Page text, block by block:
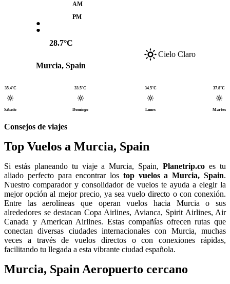
:
AM
PM
28.7°C
Murcia, Spain
Cielo Claro
35.4°C
Sábado
33.5°C
Domingo
34.5°C
Lunes
37.8°C
Martes
Consejos de viajes
Top Vuelos a Murcia, Spain
Si estás planeando tu viaje a Murcia, Spain,Planetrip.co es tu
aliado perfecto para encontrar los top vuelos a Murcia, Spain.
Nuestro comparador y consolidador de vuelos te ayuda a elegir la
mejor opción al mejor precio, ya sea vuelo directo o con conexión.
Entre las aerolíneas que operan vuelos hacia Murcia o sus
alrededores se destacan Copa Airlines, Avianca, Spirit Airlines, Air
Canada y American Airlines. Estas compañías ofrecen rutas que
conectan diversas ciudades internacionales con Murcia, muchas
veces a través de vuelos directos o con conexiones rápidas,
facilitando tu llegada a esta vibrante ciudad española.
Murcia, Spain Aeropuerto cercano